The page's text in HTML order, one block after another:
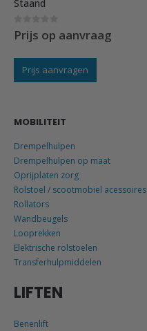
Staand
0out of 5
Prijs op aanvraag
Prijs aanvragen
MOBILITEIT
Drempelhulpen
Drempelhulpen op maat
Oprijplaten zorg
Rolstoel / scootmobiel acessoires
Rollators
Wandbeugels
Looprekken
Elektrische rolstoelen
Transferhulpmiddelen
LIFTEN
Benenlift